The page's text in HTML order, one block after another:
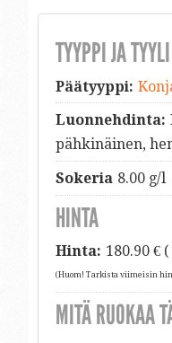
TYYPPI JA TYYLI
Päätyyppi:
Luonnehdinta:
pähkinäinen,
Sokeria 8.00 g/l
HINTA
Hinta: 180.90€ (
(Huom! Tarkista viimeisin
MITÄ RUOKAA